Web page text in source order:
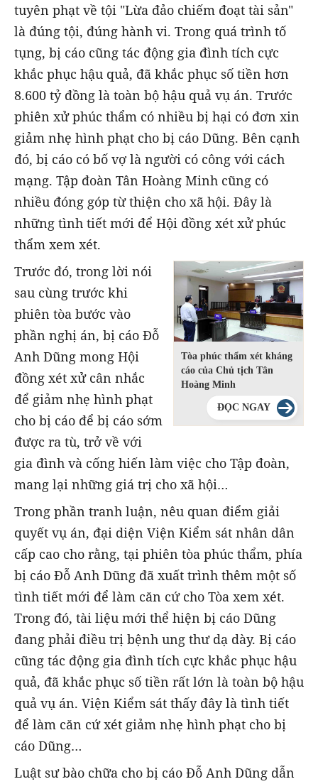
tuyên phạt về tội "Lừa đảo chiếm đoạt tài sản"
là đúng tội, đúng hành vi. Trong quá trình tố
tụng, bị cáo cũng tác động gia đình tích cực
khắc phục hậu quả, đã khắc phục số tiền hơn
8.600 tỷ đồng là toàn bộ hậu quả vụ án. Trước
phiên xử phúc thẩm có nhiều bị hại có đơn xin
giảm nhẹ hình phạt cho bị cáo Dũng. Bên cạnh
đó, bị cáo có bố vợ là người có công với cách
mạng. Tập đoàn Tân Hoàng Minh cũng có
nhiều đóng góp từ thiện cho xã hội. Đây là
những tình tiết mới để Hội đồng xét xử phúc
thẩm xem xét.
Tòa phúc thẩm xét kháng
cáo của Chủ tịch Tân
Hoàng Minh
ĐỌC NGAY
Trước đó, trong lời nói
sau cùng trước khi
phiên tòa bước vào
phần nghị án, bị cáo Đỗ
Anh Dũng mong Hội
đồng xét xử cân nhắc
để giảm nhẹ hình phạt
cho bị cáo để bị cáo sớm
được ra tù, trở về với
gia đình và cống hiến làm việc cho Tập đoàn,
mang lại những giá trị cho xã hội…
Trong phần tranh luận, nêu quan điểm giải
quyết vụ án, đại diện Viện Kiểm sát nhân dân
cấp cao cho rằng, tại phiên tòa phúc thẩm, phía
bị cáo Đỗ Anh Dũng đã xuất trình thêm một số
tình tiết mới để làm căn cứ cho Tòa xem xét.
Trong đó, tài liệu mới thể hiện bị cáo Dũng
đang phải điều trị bệnh ung thư dạ dày. Bị cáo
cũng tác động gia đình tích cực khắc phục hậu
quả, đã khắc phục số tiền rất lớn là toàn bộ hậu
quả vụ án. Viện Kiểm sát thấy đây là tình tiết
để làm căn cứ xét giảm nhẹ hình phạt cho bị
cáo Dũng…
Luật sư bào chữa cho bị cáo Đỗ Anh Dũng dẫn